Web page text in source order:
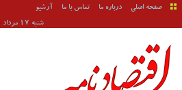
صفحه اصلی درباره ما تماس با ما
آرشیو
شنبه 17 مرداد 1405 شمسی /8/8/2026 6:30:41 PM